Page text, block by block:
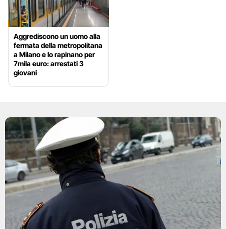
Aggrediscono un uomo alla
fermata della metropolitana
a Milano e lo rapinano per
7mila euro: arrestati 3
giovani